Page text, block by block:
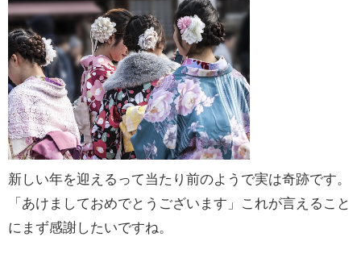
新しい年を迎えるって当たり前のようで実は奇跡です。
「あけましておめでとうございます」これが言えること
にまず感謝したいですね。